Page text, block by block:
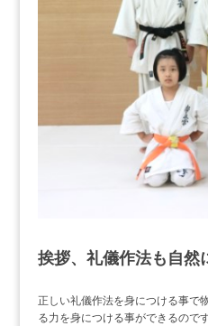
挨拶、礼儀作法も自然
正しい礼儀作法を身につける事で
る力を身につける事ができるのです